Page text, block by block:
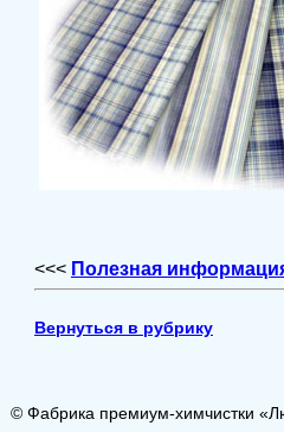
<<< Полезная
Вернуться в рубрику
© Фабрика премиум-химчистки